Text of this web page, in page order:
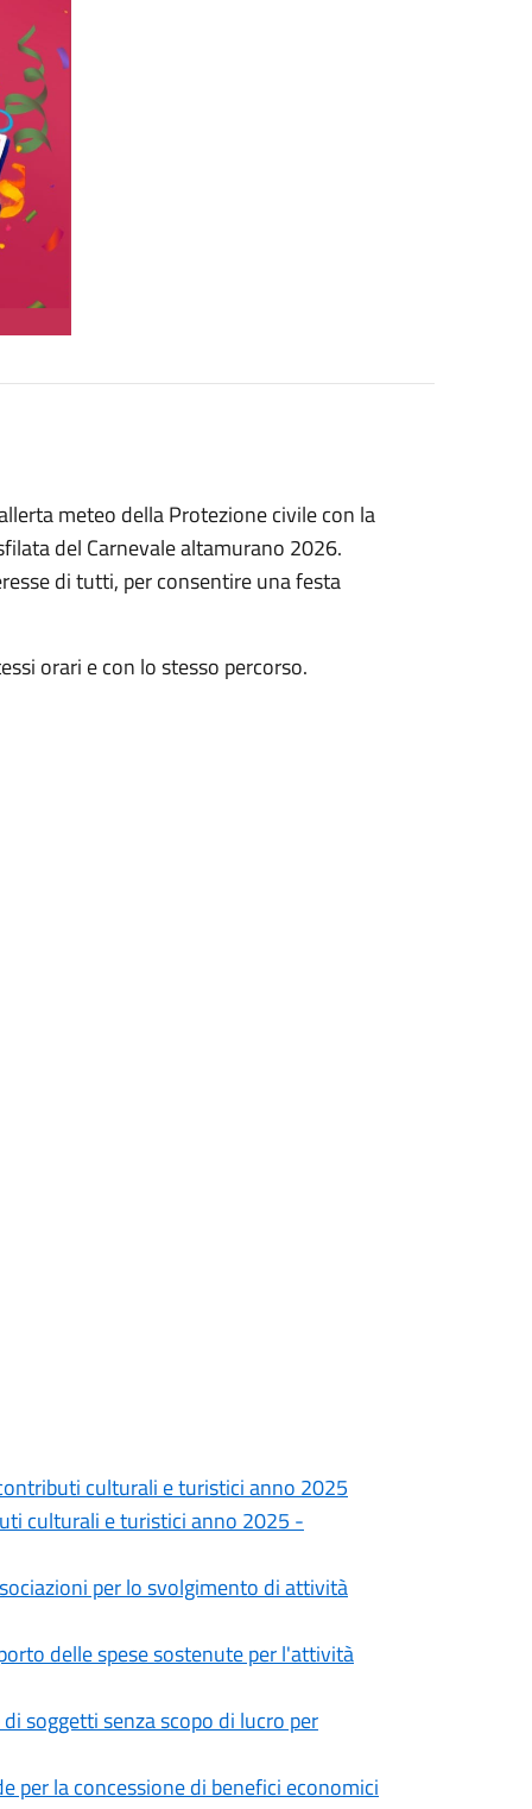
meteo della Protezione civile con la
del Carnevale altamurano 2026.
di tutti, per consentire una festa
orari e con lo stesso percorso.
culturali e turistici anno 2025
culturali e turistici anno 2025 -
per lo svolgimento di attività
delle spese sostenute per l'attività
soggetti senza scopo di lucro per
per la concessione di benefici economici